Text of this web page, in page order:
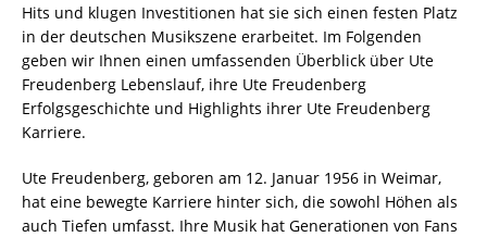
Hits und klugen Investitionen hat sie sich einen festen Platz
in der deutschen Musikszene erarbeitet. Im Folgenden
geben wir Ihnen einen umfassenden Überblick über Ute
Freudenberg Lebenslauf, ihre Ute Freudenberg
Erfolgsgeschichte und Highlights ihrer Ute Freudenberg
Karriere.
Ute Freudenberg, geboren am 12. Januar 1956 in Weimar,
hat eine bewegte Karriere hinter sich, die sowohl Höhen als
auch Tiefen umfasst. Ihre Musik hat Generationen von Fans